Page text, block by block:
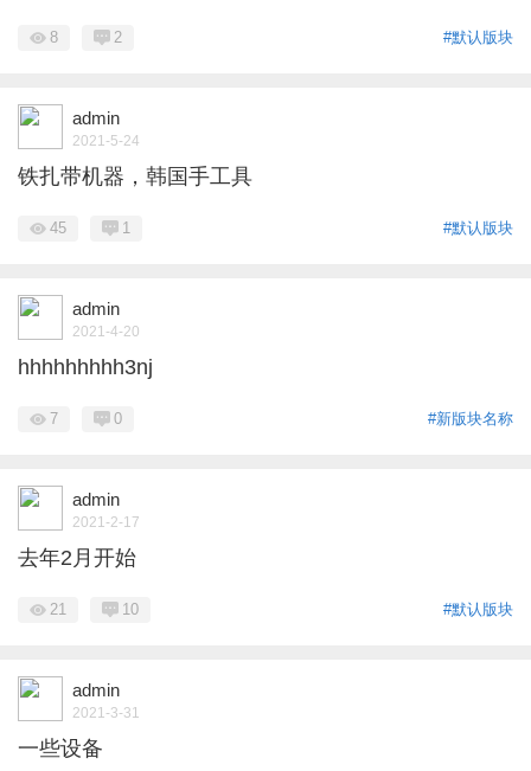
#默认版块
8 2
admin
2021-5-24
铁扎带机器，韩国手工具
#默认版块
45 1
admin
2021-4-20
hhhhhhhhh3nj
#新版块名称
7 0
admin
2021-2-17
去年2月开始
#默认版块
21 10
admin
2021-3-31
一些设备